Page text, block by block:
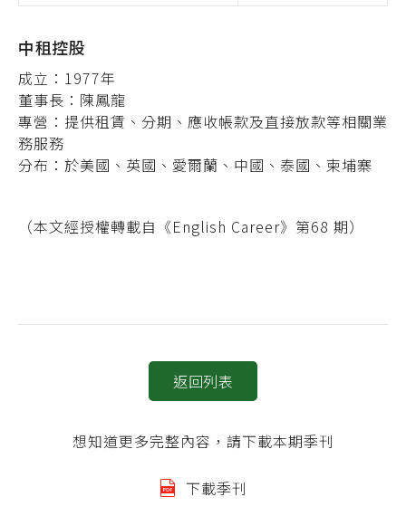
中租控股
成立：1977年
董事長：陳鳳龍
專營：提供租賃、分期、應收帳款及直接放款等相關業
務服務
分布：於美國、英國、愛爾蘭、中國、泰國、柬埔寨
（本文經授權轉載自《English Career》第68 期）
返回列表
想知道更多完整內容，請下載本期季刊
下載季刊